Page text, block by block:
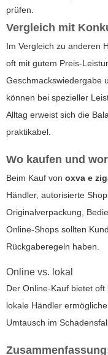
prüfen.
Vergleich mit
Im Vergleich zu anderen
oft mit gutem Preis-
Geschmackswiedergabe
können bei spezieller
Alltag erweist sich die
praktikabel.
Wo kaufen und
Beim Kauf von oxva e
Händler, autorisierte
Originalverpackung,
Online-Shops sollten
Rückgaberegeln haben.
Online vs. lokal
Der Online-Kauf bietet
lokale Händler
Umtausch im